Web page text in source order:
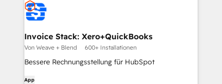
Invoice Stack: Xero+QuickBooks
Von Weave + Blend 600+ Installationen
Bessere Rechnungsstellung für HubSpot
App